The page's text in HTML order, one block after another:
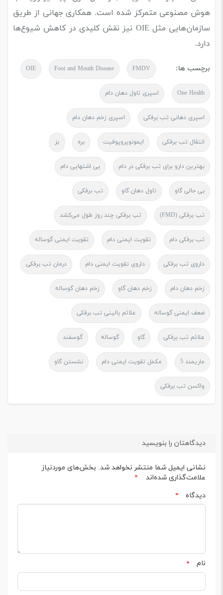
هوش مصنوعی متمرکز شده است. همکاری جهانی از طریق
سازمان‌هایی مثل OIE نیز نقش کلیدی در کاهش شیوع‌ها
دارد.
برچسب ها: FMDV
Foot and Mouth Disease
OIE
One Health اسپری تاول دهان دام
اسپری دهانی تب برفکی اسپری زخم دهان دام
انتقال تب برفکی ایمونوپروپوفیت بره بز
بهترین دارو برای تب برفکی در دام بی اشتهایی دام
بی حالی گاو تاول دهان گاو تب برفکی
تب برفکی (FMD) تب برفکی چند روز طول می‌کشد
تب برفکی دام تقویت ایمنی دام تقویت ایمنی گوساله
داروی تب برفکی داروی تقویت ایمنی دام درمان تب برفکی
زخم دهان دام زخم دهان گاو زخم دهان گوساله
ضعف ایمنی گوساله علائم بالینی تب برفکی
علائم تب برفکی گاو گوساله گوسفند
ماریمند 5 مکمل تقویت ایمنی دام نشستن گاو
واکسن تب برفکی
دیدگاهتان را بنویسید
نشانی ایمیل شما منتشر نخواهد شد. بخش‌های موردنیاز
علامت‌گذاری شده‌اند
*
دیدگاه
*
نام *